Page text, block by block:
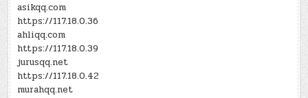
asikqq.com
https://117.18.0.36
ahliqq.com
https://117.18.0.39
jurusqq.net
https://117.18.0.42
murahqq.net